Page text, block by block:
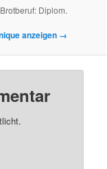
Diplom.
anzeigen →